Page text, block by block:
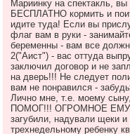
Мариинку на спектакль,
БЕСПЛАТНО кормить и
идите туда! Если вы
флаг вам в руки -
беременны - вам все
2("Аист") - вас оттуда
заключил договор и не
на дверь!!! Не следует
вам не понравился -
Лично мне, т.е. моему
ПОМОГ!!! ОГРОМНОЕ ЕМУ
загубили, надували щеки и
трехнедельному ребенку